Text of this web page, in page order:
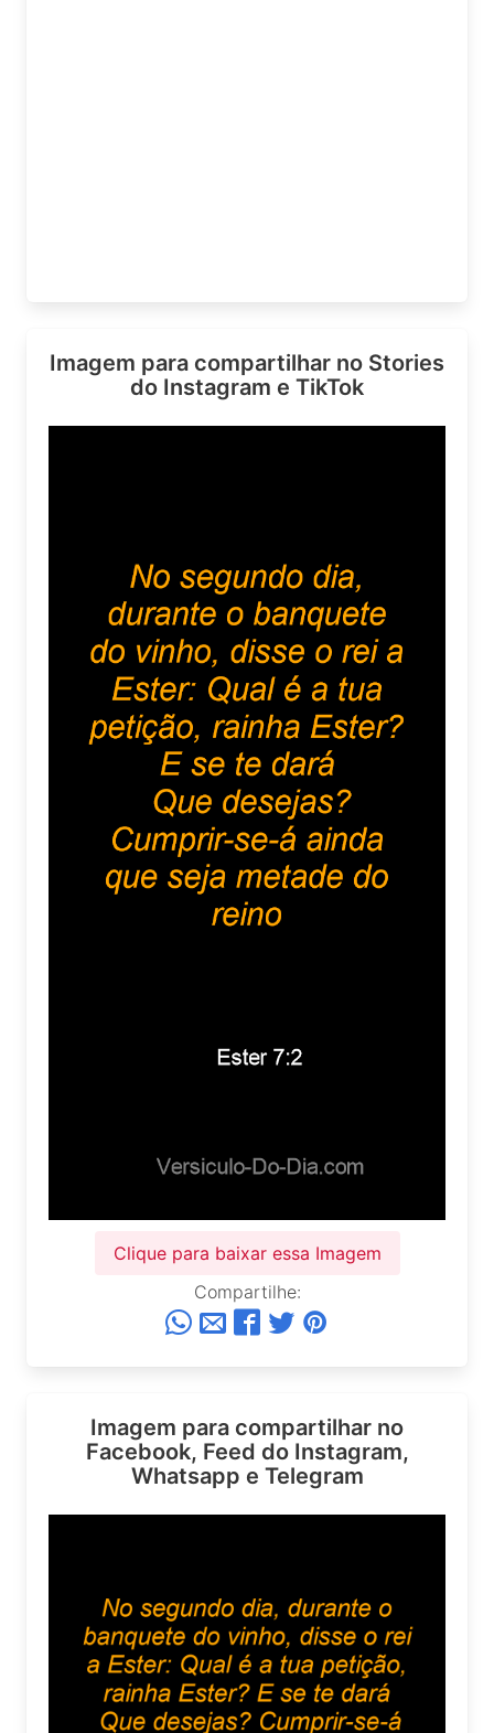
Imagem para compartilhar no Stories
do Instagram e TikTok
Clique para baixar essa Imagem
Compartilhe:
Imagem para compartilhar no
Facebook, Feed do Instagram,
Whatsapp e Telegram